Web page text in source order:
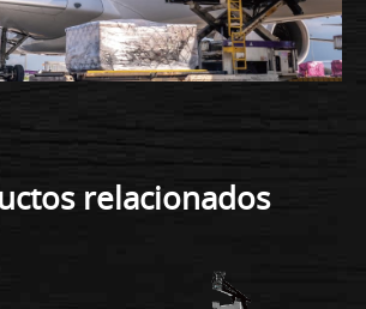
relacionados